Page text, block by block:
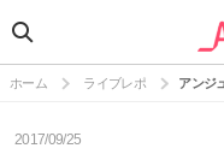
ホーム ライブレポ アンジ
2017/09/25